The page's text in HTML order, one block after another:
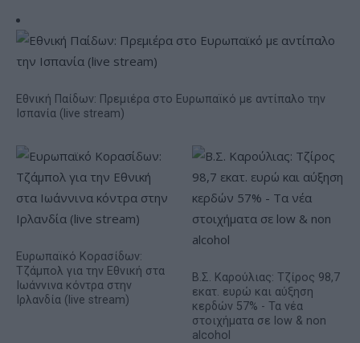
Εθνική Παίδων: Πρεμιέρα στο Ευρωπαϊκό με αντίπαλο την
Ισπανία (live stream)
Ευρωπαϊκό Κορασίδων:
Τζάμπολ για την Εθνική στα
Ιωάννινα κόντρα στην
Ιρλανδία (live stream)
Β.Σ. Καρούλιας: Τζίρος 98,7
εκατ. ευρώ και αύξηση
κερδών 57% - Τα νέα
στοιχήματα σε low & non
alcohol